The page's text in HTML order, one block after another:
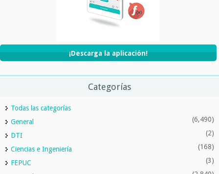
¡Descarga la aplicación!
Categorías
Todas las categorías
General
(6,490)
DTI (2)
Ciencias e Ingeniería (168)
FEPUC (3)